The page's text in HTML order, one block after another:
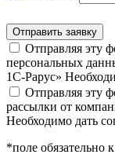
Отправляя эту
персональных
1С-Рарус»
Отправляя эту
рассылки от
Необходимо дать
*поле обязательно